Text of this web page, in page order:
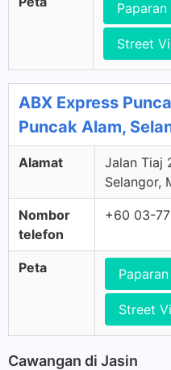
Paparan
Street
ABX Express
Puncak Alam,
Alamat
Jalan Tiaj
Selangor,
Nombor
telefon
+60 03-
Peta
Street
Cawangan di Jasin